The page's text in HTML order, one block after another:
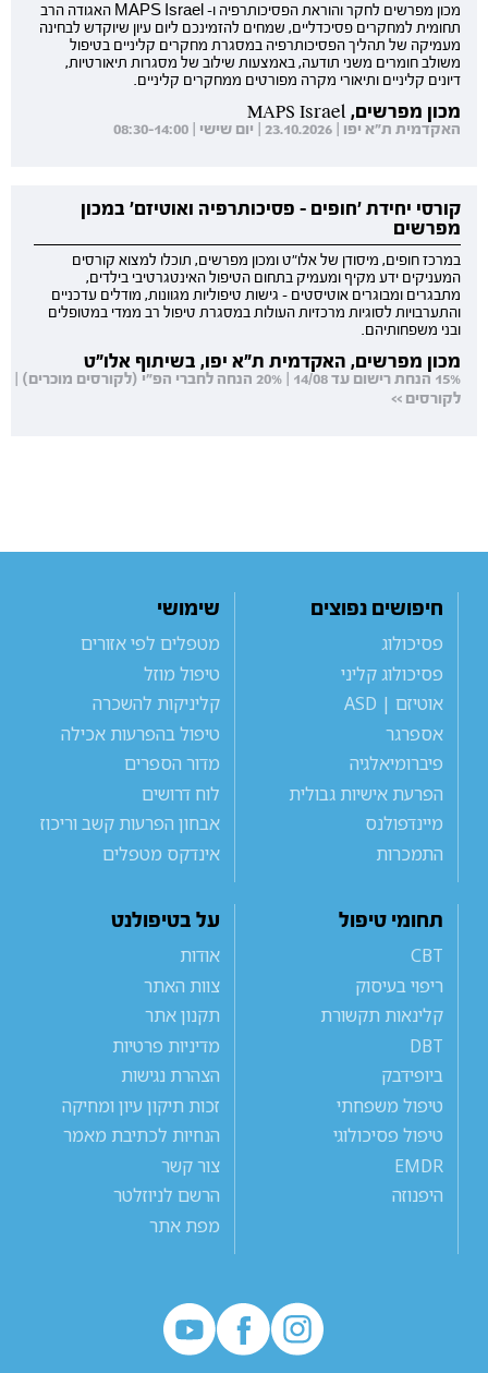
מכון מפרשים לחקר והוראת הפסיכותרפיה ו- MAPS Israel האגודה הרב
תחומית למחקרים פסיכדליים, שמחים להזמינכם ליום עיון שיוקדש לבחינה
מעמיקה של תהליך הפסיכותרפיה במסגרת מחקרים קליניים בטיפול
משולב חומרים משני תודעה, באמצעות שילוב של מסגרות תיאורטיות,
דיונים קליניים ותיאורי מקרה מפורטים ממחקרים קליניים.
מכון מפרשים, MAPS Israel
האקדמית ת"א יפו | 23.10.2026 | יום שישי | 08:30-14:00
קורסי יחידת 'חופים - פסיכותרפיה ואוטיזם' במכון
מפרשים
במרכז חופים, מיסודן של אלו"ט ומכון מפרשים, תוכלו למצוא קורסים
המעניקים ידע מקיף ומעמיק בתחום הטיפול האינטגרטיבי בילדים,
מתבגרים ומבוגרים אוטיסטים - גישות טיפוליות מגוונות, מודלים עדכניים
והתערבויות לסוגיות מרכזיות העולות במסגרת טיפול רב ממדי במטופלים
ובני משפחותיהם.
מכון מפרשים, האקדמית ת"א יפו, בשיתוף אלו"ט
15% הנחת רישום עד 14/08 | 20% הנחה לחברי הפ"י (לקורסים מוכרים) |
לקורסים >>
חיפושים נפוצים
פסיכולוג
פסיכולוג קליני
אוטיזם | ASD
אספרגר
פיברומיאלגיה
הפרעת אישיות גבולית
מיינדפולנס
התמכרות
שימושי
מטפלים לפי אזורים
טיפול מוזל
קליניקות להשכרה
טיפול בהפרעות אכילה
מדור הספרים
לוח דרושים
אבחון הפרעות קשב וריכוז
אינדקס מטפלים
תחומי טיפול
CBT
ריפוי בעיסוק
קלינאות תקשורת
DBT
ביופידבק
טיפול משפחתי
טיפול פסיכולוגי
EMDR
היפנוזה
על בטיפולנט
אודות
צוות האתר
תקנון אתר
מדיניות פרטיות
הצהרת נגישות
זכות תיקון עיון ומחיקה
הנחיות לכתיבת מאמר
צור קשר
הרשם לניוזלטר
מפת אתר